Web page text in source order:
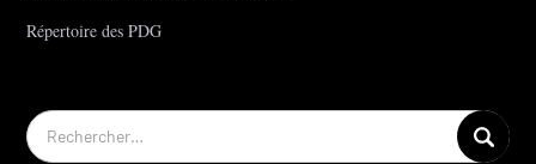
Répertoire des PDG